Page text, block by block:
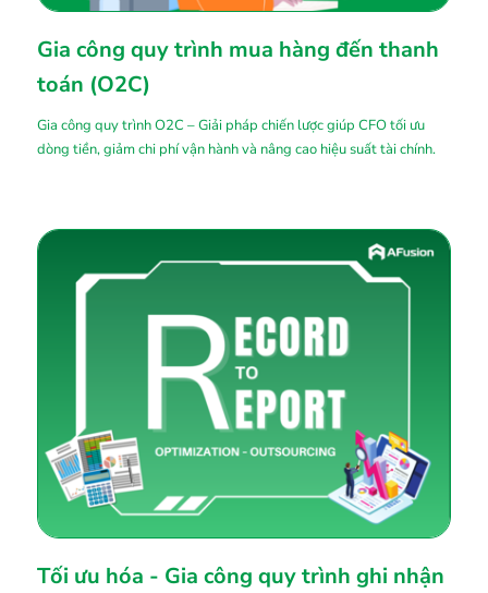
Gia công quy trình mua hàng đến thanh
toán (O2C)
Gia công quy trình O2C – Giải pháp chiến lược giúp CFO tối ưu
dòng tiền, giảm chi phí vận hành và nâng cao hiệu suất tài chính.
Tối ưu hóa - Gia công quy trình ghi nhận